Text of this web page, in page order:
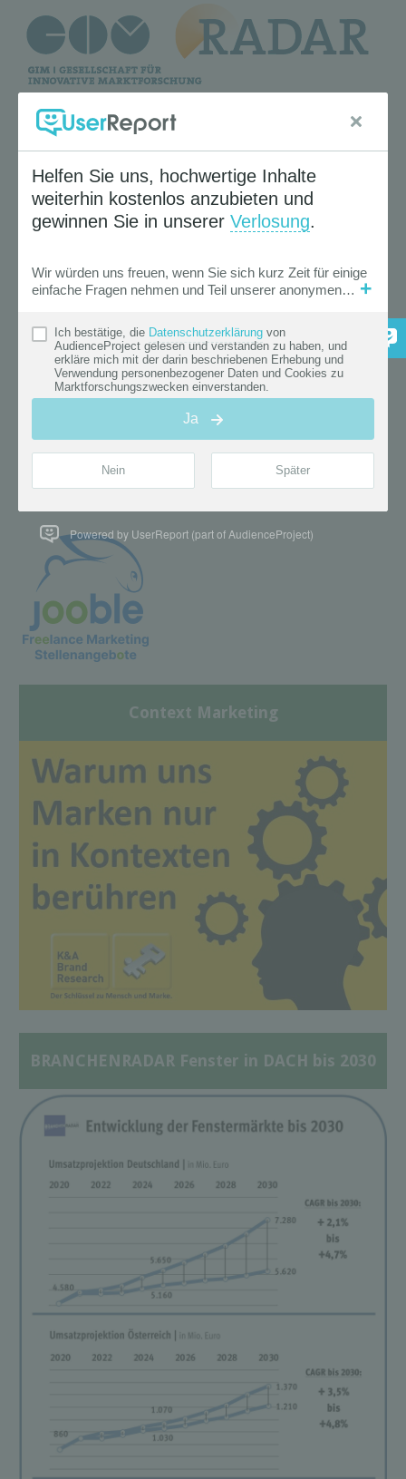
Context Marketing
BRANCHENRADAR Fenster in DACH bis 2030
Powered by UserReport (part of AudienceProject)